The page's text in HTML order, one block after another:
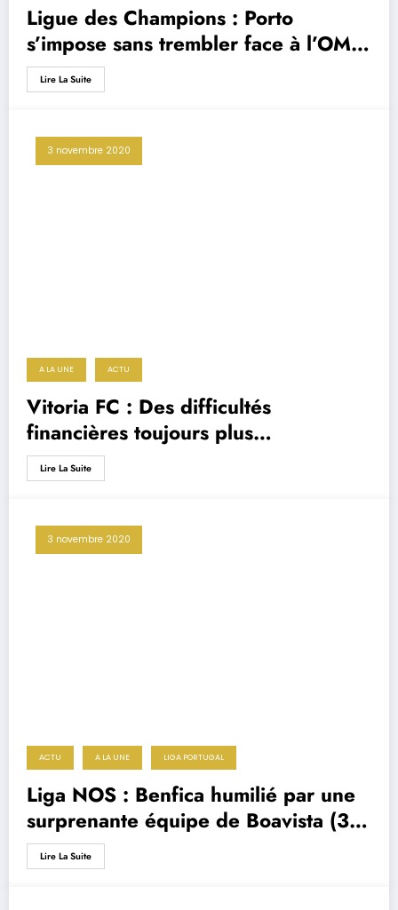
Ligue des Champions : Porto
s’impose sans trembler face à l’OM
(3-0)
Lire La Suite
3 novembre 2020
A LA UNE ACTU
Vitoria FC : Des difficultés
financières toujours plus
préoccupantes
Lire La Suite
3 novembre 2020
ACTU A LA UNE LIGA PORTUGAL
Liga NOS : Benfica humilié par une
surprenante équipe de Boavista (3-
0)Lire La Suite